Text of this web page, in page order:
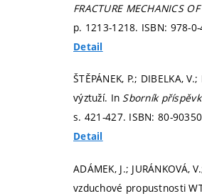
FRACTURE MECHANICS
p. 1213-1218. ISBN: 978-
Detail
ŠTĚPÁNEK, P.; DIBELKA,
výztuží. In Sborník
s. 421-427. ISBN: 80-
Detail
ADÁMEK, J.;
vzduchové propustnosti